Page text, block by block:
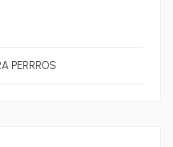
PERRROS